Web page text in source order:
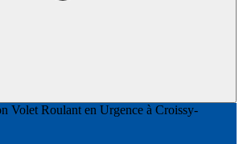
Volet Roulant en Urgence à Croissy-